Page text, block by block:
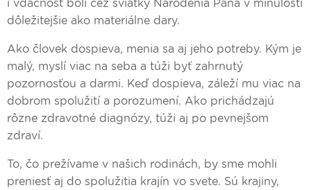
i vďačnosť boli cez sviatky Narodenia Pána v minulosti
dôležitejšie ako materiálne dary.
Ako človek dospieva, menia sa aj jeho potreby. Kým je
malý, myslí viac na seba a túži byť zahrnutý
pozornosťou a darmi. Keď dospieva, záleží mu viac na
dobrom spolužití a porozumení. Ako prichádzajú
rôzne zdravotné diagnózy, túži aj po pevnejšom
zdraví.
To, čo prežívame v našich rodinách, by sme mohli
preniesť aj do spolužitia krajín vo svete. Sú krajiny,